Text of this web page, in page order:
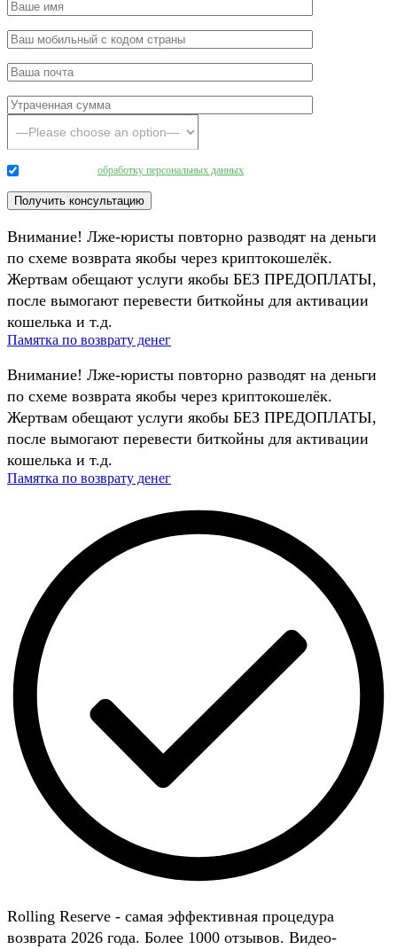
обработку персональных данных
Внимание! Лже-юристы повторно разводят на деньги
по схеме возврата якобы через криптокошелёк.
Жертвам обещают услуги якобы БЕЗ ПРЕДОПЛАТЫ,
после вымогают перевести биткойны для активации
кошелька и т.д.
Памятка по возврату денег
Внимание! Лже-юристы повторно разводят на деньги
по схеме возврата якобы через криптокошелёк.
Жертвам обещают услуги якобы БЕЗ ПРЕДОПЛАТЫ,
после вымогают перевести биткойны для активации
кошелька и т.д.
Памятка по возврату денег
Rolling Reserve - самая эффективная процедура
возврата 2026 года. Более 1000 отзывов. Видео-